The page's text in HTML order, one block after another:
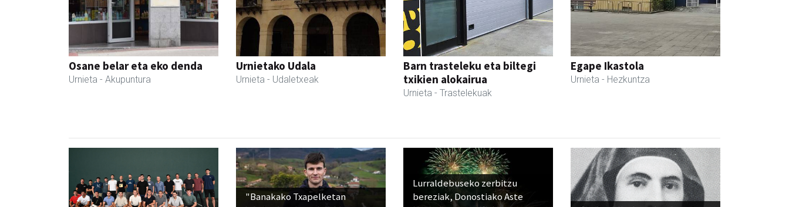
Osane belar eta eko denda
Urnieta - Akupuntura
Urnietako Udala
Urnieta - Udaletxeak
Barn trasteleku eta biltegi
txikien alokairua
Urnieta - Trastelekuak
Egape Ikastola
Urnieta - Hezkuntza
"Banakako Txapelketan
Lurraldebuseko zerbitzu
bereziak, Donostiako Aste